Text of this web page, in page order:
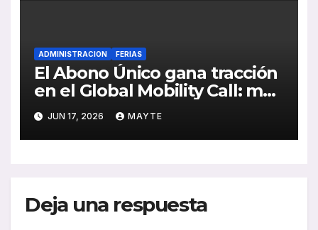
ADMINISTRACION FERIAS
El Abono Único gana tracción
en el Global Mobility Call: más
de 1,5 millones de viajes en
sus primeros meses y nuevos
retos de integración
JUN 17, 2026 MAYTE
Deja una respuesta